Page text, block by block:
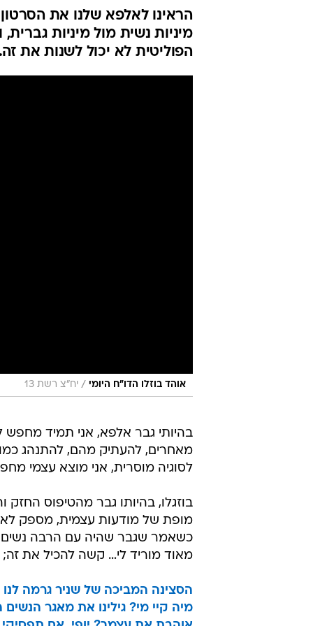
הראינו לאלפא שלנו את
מיניות נשית מול מיניות
הפוליטית לא יכול לשנות את
אוהד בוזלו הדו"ח היומי / יח"צ רשת 13
בהיותי גבר אלפא, אני תמיד מחפש
מאחרים, להעתיק מהם, להתנהג
לסוגיה מוסרית, אני מוצא עצמי
בוזגלו, בהיותו גבר מהטיפוס
מופת של מודעות עצמית, מספק לא
כשאמר שגבר שהיה עם הרבה נשים
מאוד מוריד לי… קשה להכיל את זה;
הסצינה המביכה של שניר גרמה לנו
מיה קיי מי? גילינו את מאגר